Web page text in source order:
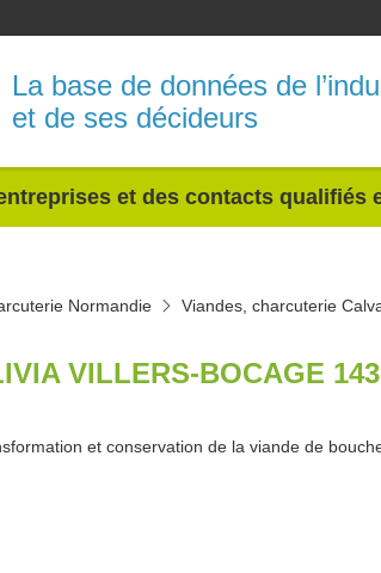
La base de données de
et de ses décideurs
et des contacts
Normandie Viandes, charcuterie
VILLERS-BOCAGE
et conservation de la viande de